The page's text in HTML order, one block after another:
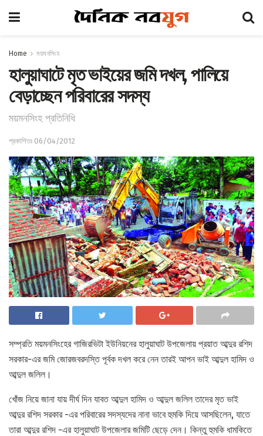
Home ময়মনসিংহ
হালুয়াঘাটে মৃত ভাইয়ের জমি দখল, পালিয়ে
বেড়াচ্ছেন পরিবারের সদস্য
ময়মনসিংহ প্রতিনিধি
প্রকাশিতঃ 06/04/2012
সম্প্রতি ময়মনসিংহের গাজিরভিটা ইউনিয়নের হালুয়াঘাট উপজেলায় প্রয়াত আব্দুর রশিদ
সরকার-এর জমি জোরজবরদস্তি পূর্বক দখল করে নেন তারই আপন ভাই আব্দুল হামিদ ও
আব্দুল জলিল।
খোঁজ নিয়ে জানা যায় দীর্ঘ দিন যাবত আব্দুল হামিদ ও আব্দুল জলিল তাদের মৃত ভাই
আব্দুর রশিদ সরকার -এর পরিবারের সদস্যদের নানা ভাবে হুমকি দিয়ে আসছিলেন, যাতে
তারা আব্দুর রশিদ -এর হালুয়াঘাট উপজেলার জমিটি ছেড়ে দেন। কিন্তু হুমকি ধামকিতে